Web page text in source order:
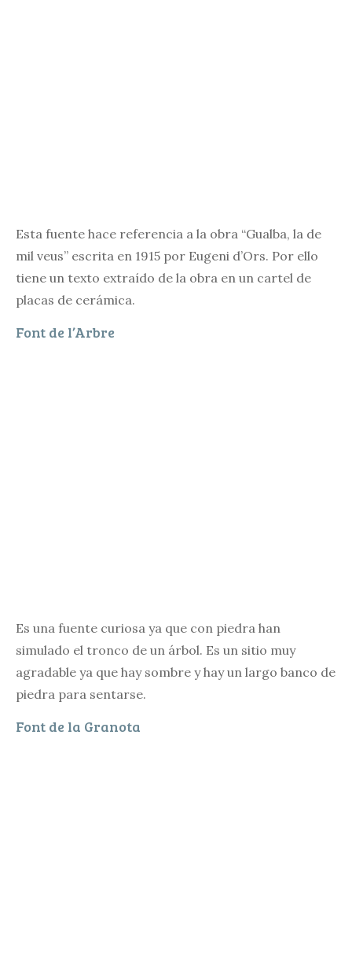
Esta fuente hace referencia a la obra “Gualba, la de
mil veus” escrita en 1915 por Eugeni d’Ors. Por ello
tiene un texto extraído de la obra en un cartel de
placas de cerámica.
Font de l’Arbre
Es una fuente curiosa ya que con piedra han
simulado el tronco de un árbol. Es un sitio muy
agradable ya que hay sombre y hay un largo banco de
piedra para sentarse.
Font de la Granota